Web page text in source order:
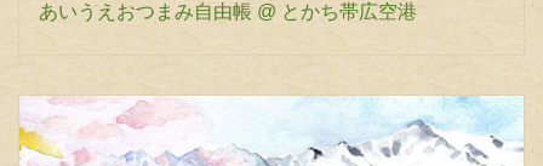
あいうえおつまみ自由帳 @ とかち帯広空港